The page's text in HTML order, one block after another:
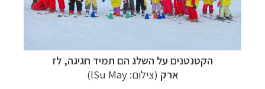
הקטנטנים על השלג הם תמיד חגיגה, לז
ארק (צילום:lSu May
)